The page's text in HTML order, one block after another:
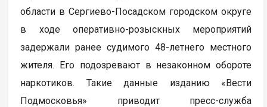
области в Сергиево-Посадском городском округе
в ходе оперативно-розыскных мероприятий
задержали ранее судимого 48-летнего местного
жителя. Его подозревают в незаконном обороте
наркотиков. Такие данные изданию «Вести
Подмосковья» приводит пресс-служба